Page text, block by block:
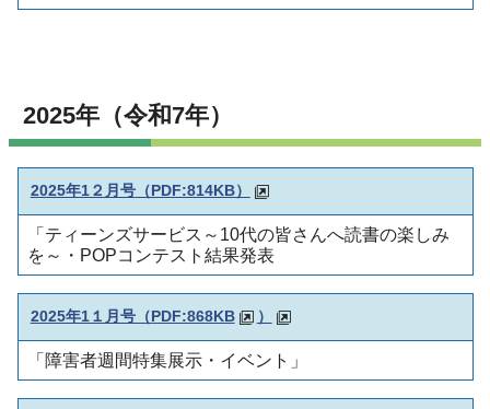
2025年（令和7年）
2025年1２月号（PDF:814KB）
「ティーンズサービス～10代の皆さんへ読書の楽しみ
を～・POPコンテスト結果発表
2025年1１月号（PDF:868KB ）
「障害者週間特集展示・イベント」